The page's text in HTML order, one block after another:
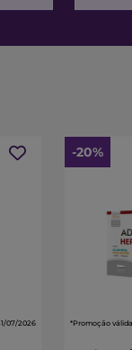
07/2026
-20%
*Promoção